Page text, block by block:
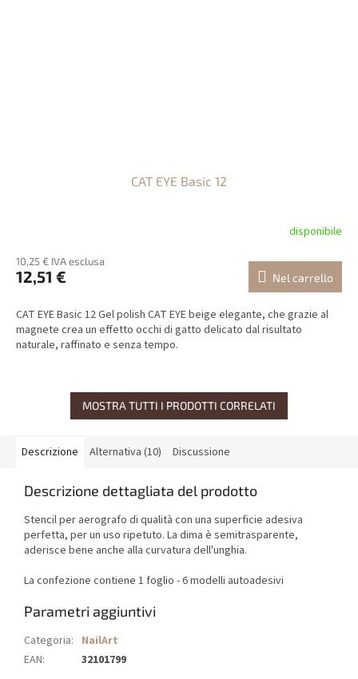
CAT EYE Basic 12
disponibile
10,25 € IVA esclusa
12,51 € Nel carrello
CAT EYE Basic 12 Gel polish CAT EYE beige elegante, che grazie al
magnete crea un effetto occhi di gatto delicato dal risultato
naturale, raffinato e senza tempo.
MOSTRA TUTTI I PRODOTTI CORRELATI
Descrizione Alternativa (10) Discussione
Descrizione dettagliata del prodotto
Stencil per aerografo di qualità con una superficie adesiva
perfetta, per un uso ripetuto. La dima è semitrasparente,
aderisce bene anche alla curvatura dell'unghia.
La confezione contiene 1 foglio - 6 modelli autoadesivi
Parametri aggiuntivi
Categoria: NailArt
EAN: 32101799